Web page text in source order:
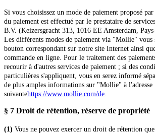
Si vous choisissez un mode de paiement proposé
du paiement est effectué par le prestataire de
B.V. (Keizersgracht 313, 1016 EE Amsterdam,
Les différents modes de paiement via "Mollie" vous
bouton correspondant sur notre site Internet ainsi
commande en ligne. Pour le traitement des
recourir à d'autres services de paiement ; si des
particulières s'appliquent, vous en serez informé
de plus amples informations sur "Mollie" à l'adresse
suivantehttps://www.mollie.com/de.
§ 7 Droit de rétention, réserve de propriété
(1) Vous ne pouvez exercer un droit de rétention